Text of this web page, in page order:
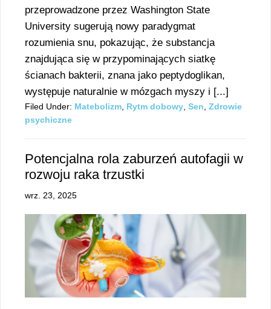
przeprowadzone przez Washington State
University sugerują nowy paradygmat
rozumienia snu, pokazując, że substancja
znajdująca się w przypominających siatkę
ścianach bakterii, znana jako peptydoglikan,
występuje naturalnie w mózgach myszy i [...]
Filed Under: Matebolizm Rytm dobowy Sen Zdrowie
psychiczne
Potencjalna rola zaburzeń autofagii w
rozwoju raka trzustki
wrz. 23, 2025